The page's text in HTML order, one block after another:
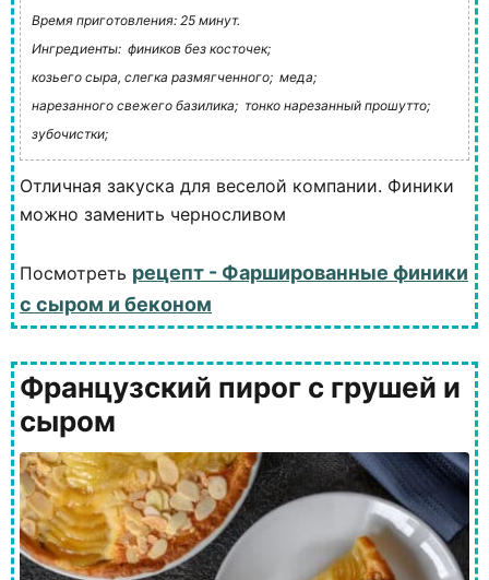
Время приготовления: 25 минут.
Ингредиенты: фиников без косточек;
козьего сыра, слегка размягченного; меда;
нарезанного свежего базилика; тонко нарезанный прошутто;
зубочистки;
Отличная закуска для веселой компании. Финики
можно заменить черносливом
Посмотреть рецепт - Фаршированные финики
с сыром и беконом
Французский пирог с грушей и
сыром